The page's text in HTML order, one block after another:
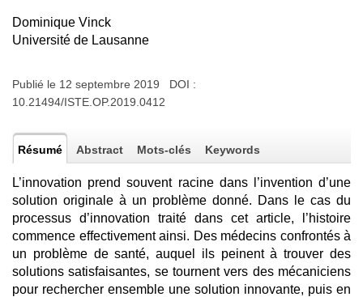
Dominique Vinck
Université de Lausanne
Publié le 12 septembre 2019 DOI :
10.21494/ISTE.OP.2019.0412
Résumé Abstract Mots-clés Keywords
L’innovation prend souvent racine dans l’invention d’une
solution originale à un problème donné. Dans le cas du
processus d’innovation traité dans cet article, l’histoire
commence effectivement ainsi. Des médecins confrontés à
un problème de santé, auquel ils peinent à trouver des
solutions satisfaisantes, se tournent vers des mécaniciens
pour rechercher ensemble une solution innovante, puis en